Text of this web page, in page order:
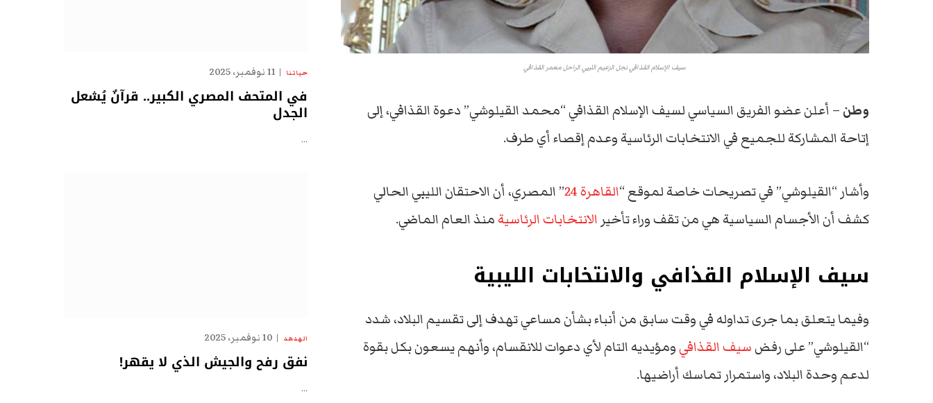
سيف الإسلام القذافي نجل الزعيم الليبي الراحل معمر القذافي
وطن – أعلن عضو الفريق السياسي لسيف الإسلام القذافي “محمد القيلوشي” دعوة القذافي، إلى
إتاحة المشاركة للجميع في الانتخابات الرئاسية وعدم إقصاء أي طرف.
وأشار “القيلوشي” في تصريحات خاصة لموقع “القاهرة 24
” المصري، أن الاحتقان الليبي الحالي
كشف أن الأجسام السياسية هي من تقف وراء تأخير الانتخابات الرئاسيةمنذ العام الماضي.
سيف الإسلام القذافي والانتخابات الليبية
وفيما يتعلق بما جرى تداوله في وقت سابق من أنباء بشأن مساعي تهدف إلى تقسيم البلاد، شدد
“القيلوشي” على رفضسيف القذافيومؤيديه التام لأي دعوات للانقسام، وأنهم يسعون بكل بقوة
لدعم وحدة البلاد، واستمرار تماسك أراضيها.
حياتنا 11 نوفمبر، 2025
في المتحف المصري الكبير.. قرآنٌ يُشعل
الجدل
…
الهدهد 10 نوفمبر، 2025
نفق رفح والجيش الذي لا يقهر!
…